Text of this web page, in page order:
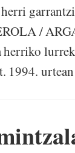
/
1994.